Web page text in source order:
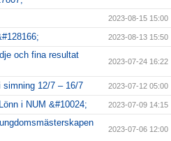
2023-08-15 15:00
2023-08-13 15:50
och fina resultat
2023-07-24 16:22
12/7 – 16/7 2023-07-12 05:00
i NUM &#10024; 2023-07-09 14:15
2023-07-06 12:00